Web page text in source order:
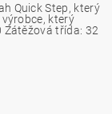
Quick Step, který
který